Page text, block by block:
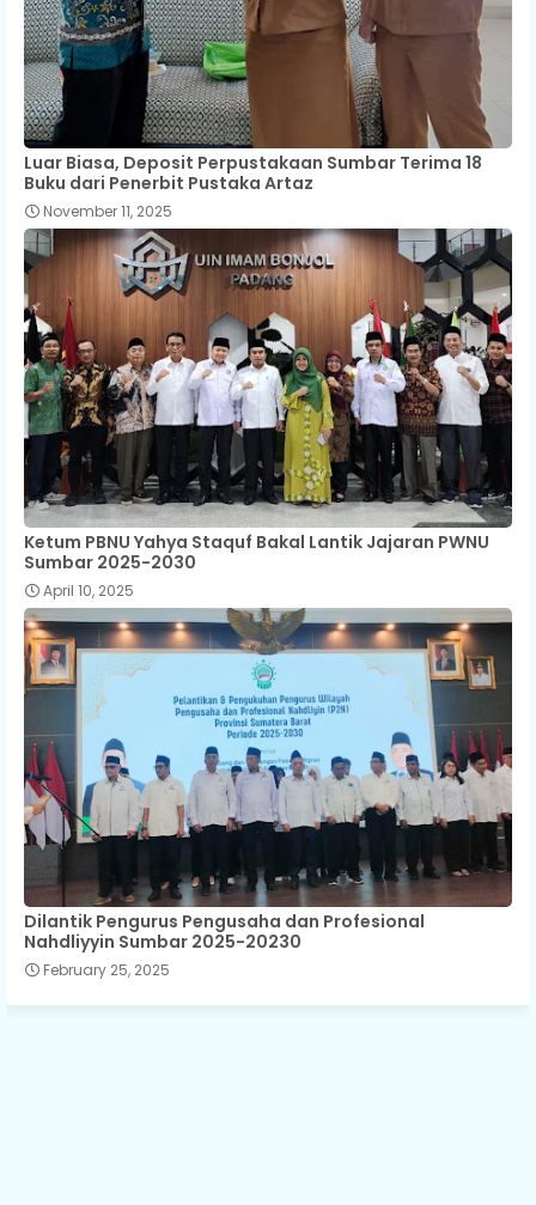
Luar Biasa, Deposit Perpustakaan Sumbar Terima 18
Buku dari Penerbit Pustaka Artaz
November 11, 2025
Ketum PBNU Yahya Staquf Bakal Lantik Jajaran PWNU
Sumbar 2025-2030
April 10, 2025
Dilantik Pengurus Pengusaha dan Profesional
Nahdliyyin Sumbar 2025-20230
February 25, 2025